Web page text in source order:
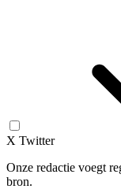
X Twitter
Onze redactie voegt
bron.